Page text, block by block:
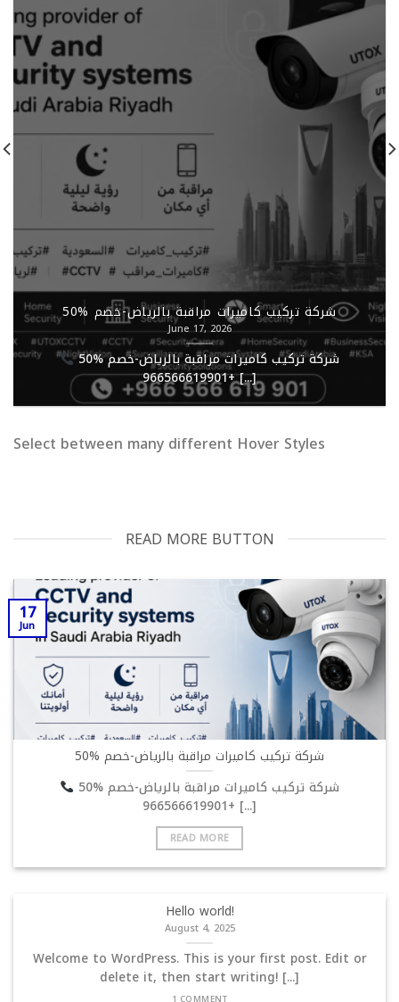
شركة تركيب كاميرات مراقبة بالرياض-خصم %50
June 17, 2026
شركة تركيب كاميرات مراقبة بالرياض-خصم %50
+966566619901 [...]
Select between many different Hover Styles
READ MORE BUTTON
شركة تركيب كاميرات مراقبة بالرياض-خصم %50
شركة تركيب كاميرات مراقبة بالرياض-خصم %50
+966566619901 [...]
READ MORE
17
Jun
Hello world!
August 4, 2025
Welcome to WordPress. This is your first post. Edit or
delete it, then start writing! [...]